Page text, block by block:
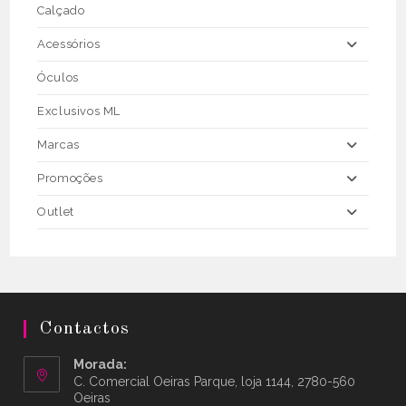
Calçado
Acessórios
Óculos
Exclusivos ML
Marcas
Promoções
Outlet
Contactos
Morada:
C. Comercial Oeiras Parque, loja 1144, 2780-560
Oeiras